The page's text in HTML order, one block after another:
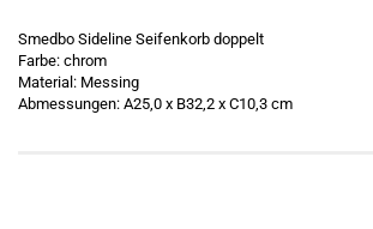
Smedbo Sideline Seifenkorb doppelt
Farbe: chrom
Material: Messing
Abmessungen: A25,0 x B32,2 x C10,3 cm